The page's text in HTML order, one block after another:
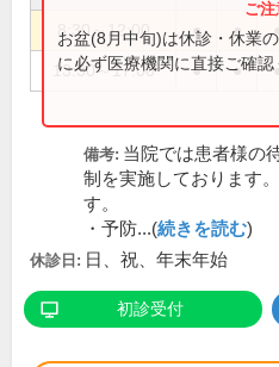
8:30～12:00 ● ●
13:30～17:00 ● ●
お盆(8月中旬)は休診・休業
に必ず医療機関に直接ご確認
備考: 当院では患者様の
制を実施しております
す。
・予防...(続きを読む)
休診日: 日、祝、年末年始
初診受付